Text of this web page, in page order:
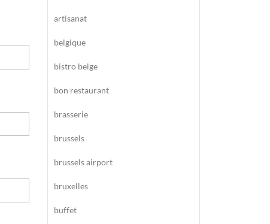
artisanat
belgique
bistro belge
bon restaurant
brasserie
brussels
brussels airport
bruxelles
buffet